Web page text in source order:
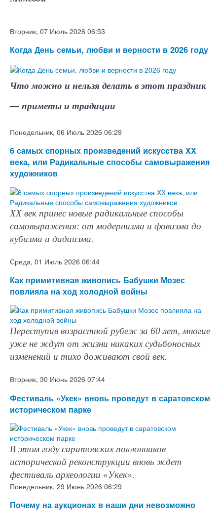
Вторник, 07 Июль 2026 06:53
Когда День семьи, любви и верности в 2026 году
Что можно и нельзя делать в этот праздник
— приметы и традиции
Понедельник, 06 Июль 2026 06:29
6 самых спорных произведений искусства XX
века, или Радикальные способы самовыражения
художников
XX век принес новые радикальные способы
самовыражения: от модернизма и фовизма до
кубизма и дадаизма.
Среда, 01 Июль 2026 06:44
Как примитивная живопись Бабушки Мозес
повлияла на ход холодной войны
Переступив возрастной рубеж за 60 лет, многие
уже не ждут от жизни никаких судьбоносных
изменений и тихо доживают свой век.
Вторник, 30 Июнь 2026 07:44
Фестиваль «Укек» вновь проведут в саратовском
историческом парке
В этом году саратовских поклонников
исторической реконструкции вновь ждет
фестиваль археологии «Укек».
Понедельник, 29 Июнь 2026 06:29
Почему на аукционах в наши дни невозможно